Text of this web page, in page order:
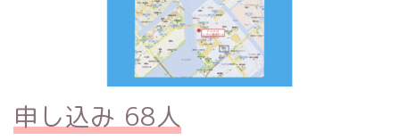
申し込み 68人